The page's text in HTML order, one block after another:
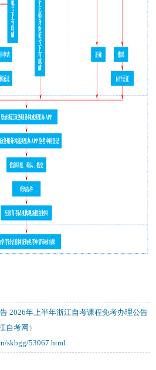
2026年上半年浙江自考课程免考办理公告
自考网 ）
skbgg/53067.html